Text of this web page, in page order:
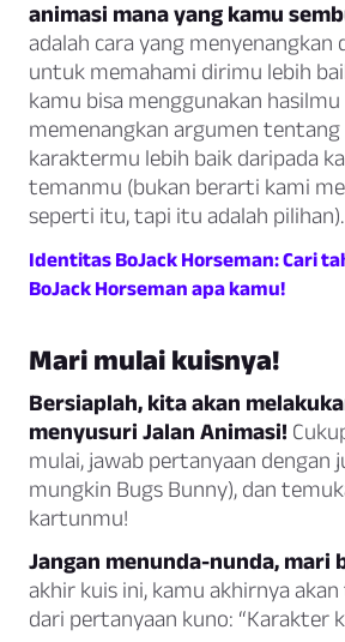
animasi mana yang kamu
adalah cara yang menyenangkan
untuk memahami dirimu lebih
kamu bisa menggunakan
memenangkan argumen tentang
karaktermu lebih baik daripada
temanmu (bukan berarti kami
seperti itu, tapi itu adalah pilihan).
Identitas BoJack Horseman: Cari
BoJack Horseman apa kamu!
Mari mulai kuisnya!
Bersiaplah, kita akan
menyusuri Jalan Animasi!
mulai, jawab pertanyaan dengan
mungkin Bugs Bunny), dan
kartunmu!
Jangan menunda-nunda, mari
akhir kuis ini, kamu akhirnya
dari pertanyaan kuno: “Karakter